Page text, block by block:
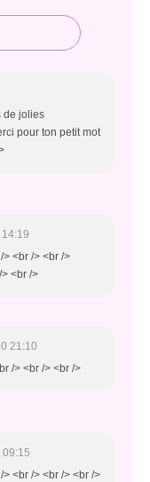
de jolies
pour ton petit mot
> <br /> <br />
<br />
21:10
/> <br /> <br />
<br /> <br /> <br />